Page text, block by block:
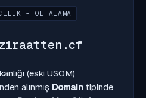
- OLTALAMA
(eski USOM)
alınmış Domain tipinde